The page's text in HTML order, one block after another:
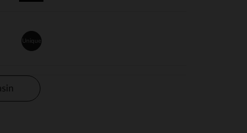
Unique